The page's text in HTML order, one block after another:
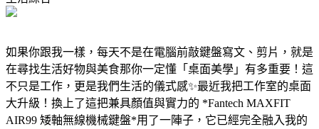
如果你跟我一樣，每天不是在電腦前敲鍵盤寫文、剪片，就是
在尋找生活好物與美食那你一定懂「桌面美學」有多重要！這
不只是工作，更是我們生活的儀式感✨最近我把工作室的桌面
大升級！換上了這把兼具顏值與實力的 *Fantech MAXFIT
AIR99 矮軸無線機械鍵盤*用了一陣子，它已經完全融入我的